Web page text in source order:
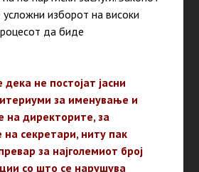
изборот на високи
да биде
не постојат јасни
за именување и
на директорите, за
секретари, ниту пак
за најголемиот број
со што се нарушува